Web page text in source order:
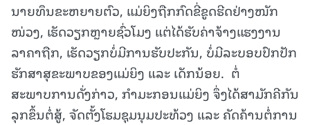
ນາຍທຶນຂະຫຍາຍຕົວ, ແມ່ຍິງຖືກກົດຂີ່ຂູດຮີດຢ່າງໜັກ
ໜ່ວງ, ເຮັດວຽກຫຼາຍຊົ່ວໂມງ ແຕ່ໄດ້ຮັບຄ່າຈ້າງແຮງງານ
ລາຄາຖືກ, ເຮັດວຽກບໍ່ມີການຮັບປະກັນ, ບໍ່ມີລະບອບປົກປັກ
ຮັກສາສຸຂະພາບຂອງແມ່ຍິງ ແລະ ເດັກນ້ອຍ. ຕໍ່
ສະພາບການດັ່ງກ່າວ, ກຳມະກອນແມ່ຍິງ ຈຶ່ງໄດ້ສາມັກຄີກັນ
ລຸກຂຶ້ນຕໍ່ສູ້, ຈັດຕັ້ງໂຮມຊຸມນຸມປະທ້ວງ ແລະ ຄັດຄ້ານຕໍ່ການ